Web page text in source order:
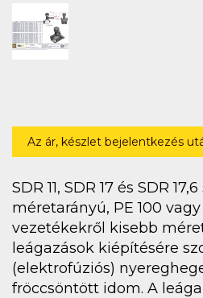
Az ár, készlet bejelentkezés
SDR 11, SDR 17 és SDR
méretarányú, PE 100
vezetékekről kisebb
leágazások kiépítésére
(elektrofúziós)
fröccsöntött idom. A